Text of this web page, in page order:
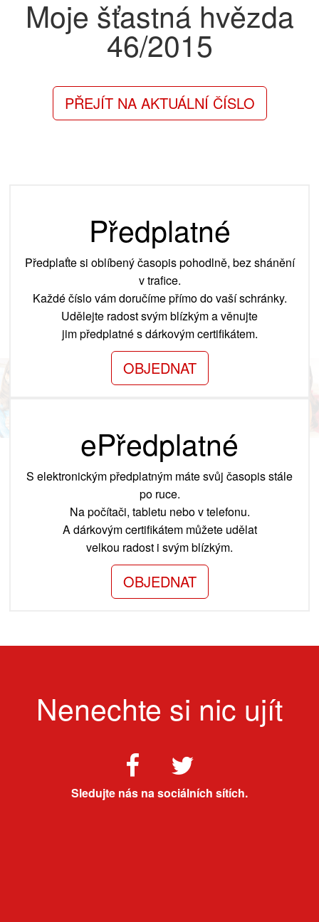
Moje šťastná hvězda
46/2015
PŘEJÍT NA AKTUÁLNÍ ČÍSLO
Předplatné
Předplaťte si oblíbený časopis pohodlně, bez shánění
v trafice.
Každé číslo vám doručíme přímo do vaší schránky.
Udělejte radost svým blízkým a věnujte
jim předplatné s dárkovým certifikátem.
OBJEDNAT
ePředplatné
S elektronickým předplatným máte svůj časopis stále
po ruce.
Na počítači, tabletu nebo v telefonu.
A dárkovým certifikátem můžete udělat
velkou radost i svým blízkým.
OBJEDNAT
Nenechte si nic ujít
Sledujte nás na sociálních sítích.